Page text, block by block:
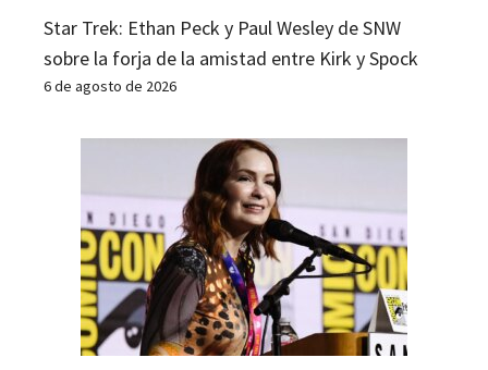
Star Trek: Ethan Peck y Paul Wesley de SNW
sobre la forja de la amistad entre Kirk y Spock
6 de agosto de 2026